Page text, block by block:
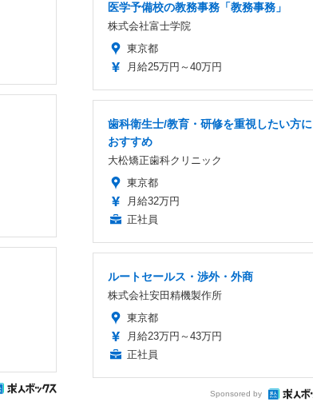
医学予備校の教務事務「教務事務」
株式会社富士学院
東京都
月給25万円～40万円
歯科衛生士/教育・研修を重視したい方に
おすすめ
大松矯正歯科クリニック
東京都
月給32万円
正社員
ルートセールス・渉外・外商
株式会社安田精機製作所
東京都
月給23万円～43万円
正社員
Sponsored by